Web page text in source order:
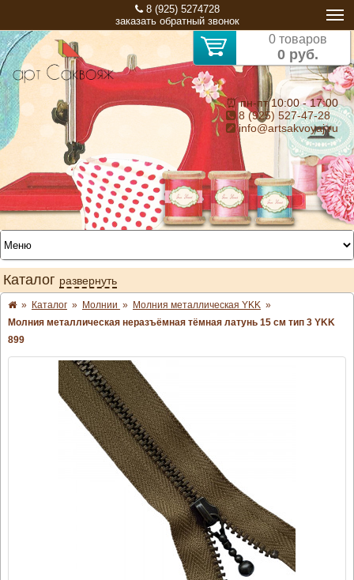
8 (925) 5274728
заказать обратный звонок
0 товаров
0 руб.
⏰ пн-пт 10:00 - 17:00
8 (925) 527-47-28
info@artsakvoyaj.ru
Каталог развернуть
» Каталог » Молнии » Молния металлическая YKK »
Молния металлическая неразъёмная тёмная латунь 15 см тип 3 YKK
899